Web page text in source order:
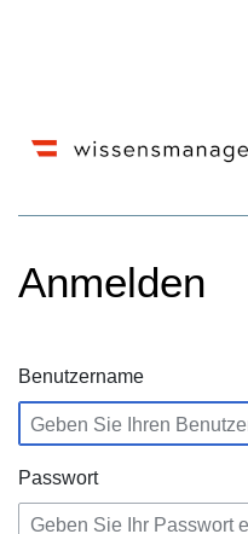
Anmelden
Wechseln zu:Navigation
Benutzername
Passwort